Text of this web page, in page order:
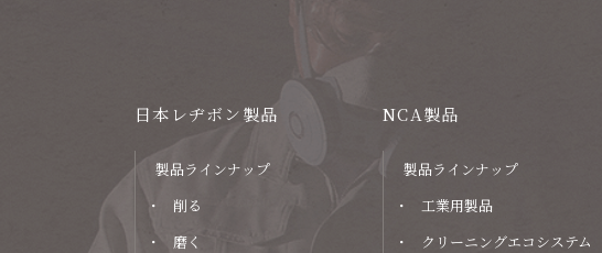
日本レヂボン製品
製品ラインナップ
削る
磨く
NCA製品
製品ラインナップ
工業用製品
クリーニングエコシステム